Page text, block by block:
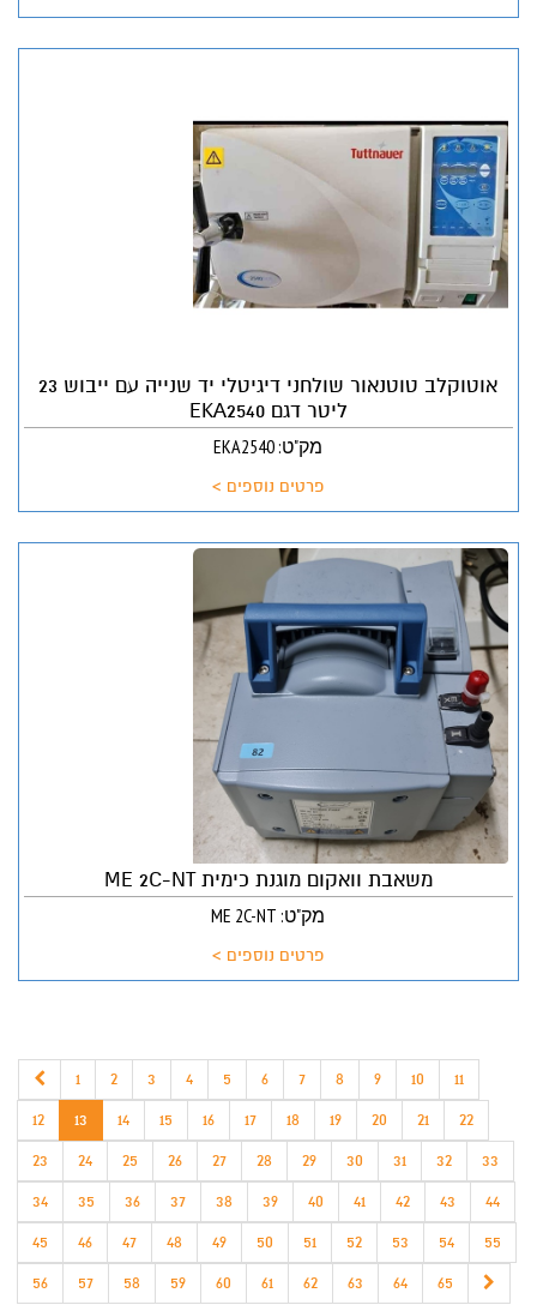
אוטוקלב טוטנאור שולחני דיגיטלי יד שנייה עם ייבוש 23
ליטר דגם EKA2540
מק"ט: EKA2540
פרטים נוספים >
משאבת וואקום מוגנת כימית ME 2C-NT
מק"ט: ME 2C-NT
פרטים נוספים >
1 2 3 4 5 6 7 8 9 10
11
12
13 14 15 16 17 18 19 20 21
22
23
24 25 26 27 28 29 30 31 32
33
34
35 36 37 38 39 40 41 42 43
44
45
46 47 48 49 50 51 52 53 54
55
56
57 58 59 60 61 62 63 64 65